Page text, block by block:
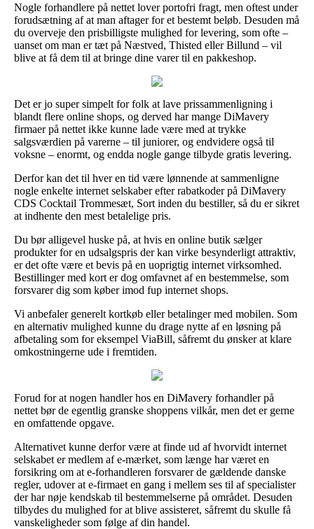
Nogle forhandlere på nettet lover portofri fragt, men oftest under
forudsætning af at man aftager for et bestemt beløb. Desuden må
du overveje den prisbilligste mulighed for levering, som ofte –
uanset om man er tæt på Næstved, Thisted eller Billund – vil
blive at få dem til at bringe dine varer til en pakkeshop.
Det er jo super simpelt for folk at lave prissammenligning i
blandt flere online shops, og derved har mange DiMavery
firmaer på nettet ikke kunne lade være med at trykke
salgsværdien på varerne – til juniorer, og endvidere også til
voksne – enormt, og endda nogle gange tilbyde gratis levering.
Derfor kan det til hver en tid være lønnende at sammenligne
nogle enkelte internet selskaber efter rabatkoder på DiMavery
CDS Cocktail Trommesæt, Sort inden du bestiller, så du er sikret
at indhente den mest betalelige pris.
Du bør alligevel huske på, at hvis en online butik sælger
produkter for en udsalgspris der kan virke besynderligt attraktiv,
er det ofte være et bevis på en uoprigtig internet virksomhed.
Bestillinger med kort er dog omfavnet af en bestemmelse, som
forsvarer dig som køber imod fup internet shops.
Vi anbefaler generelt kortkøb eller betalinger med mobilen. Som
en alternativ mulighed kunne du drage nytte af en løsning på
afbetaling som for eksempel ViaBill, såfremt du ønsker at klare
omkostningerne ude i fremtiden.
Forud for at nogen handler hos en DiMavery forhandler på
nettet bør de egentlig granske shoppens vilkår, men det er gerne
en omfattende opgave.
Alternativet kunne derfor være at finde ud af hvorvidt internet
selskabet er medlem af e-mærket, som længe har været en
forsikring om at e-forhandleren forsvarer de gældende danske
regler, udover at e-firmaet en gang i mellem ses til af specialister
der har nøje kendskab til bestemmelserne på området. Desuden
tilbydes du mulighed for at blive assisteret, såfremt du skulle få
vanskeligheder som følge af din handel.